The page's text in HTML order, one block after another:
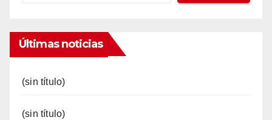
Últimas noticias
(sin título)
(sin título)